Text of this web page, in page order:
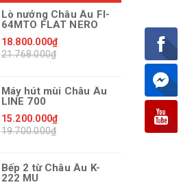
Lò nướng Châu Âu FI-
64MTO FLAT NERO
18.800.000₫
21.768.000₫
Máy hút mùi Châu Âu
LINE 700
15.200.000₫
19.700.000₫
Bếp 2 từ Châu Âu K-
222 MU